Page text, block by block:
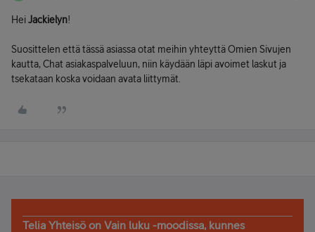
HeiJackielyn!
Suosittelen että tässä asiassa otat meihin yhteyttä Omien Sivujen
kautta, Chat asiakaspalveluun, niin käydään läpi avoimet laskut ja
tsekataan koska voidaan avata liittymät.
Telia Yhteisö on Vain luku -moodissa, kunnes